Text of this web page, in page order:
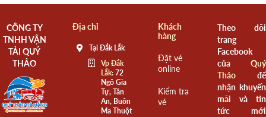
CÔNG TY
TNHH VẬN
TẢI QUÝ
THẢO
Địa chỉ
Tại Đắk Lắk
Vp Đắk
Lắk:72
Ngô Gia
Tự, Tân
An, Buôn
Ma Thuột
Khách
hàng
Đặt vé
online
Kiểm tra
vé
Theo dõi
trang
Facebook
của Quý
Thảođể
nhận khuyến
mãi và tin
tức mới